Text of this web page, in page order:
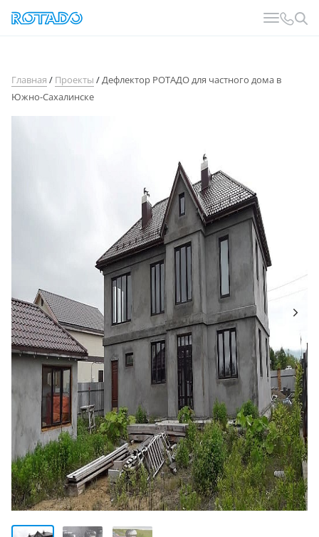
Главная / Проекты /Дефлектор РОТАДО для частного дома в
Южно-Сахалинске